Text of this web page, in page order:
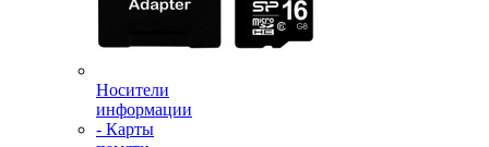
Носители
информации
- Карты